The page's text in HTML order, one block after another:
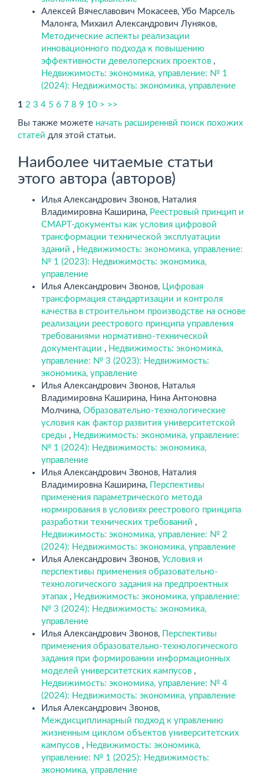
Алексей Вячеславович Мокасеев, Убо Марсель
Малонга, Михаил Александрович Луняков,
Методические аспекты реализации
инновационного подхода к повышению
эффективности девелоперских проектов ,
Недвижимость: экономика, управление: № 1
(2024): Недвижимость: экономика, управление
1 2 3 4 5 6 7 8 9 10 > >>
Вы также можете начать расширеннвй поиск похожих
статей для этой статьи.
Наиболее читаемые статьи
этого автора (авторов)
Илья Александрович Звонов, Наталия
Владимировна Каширина, Реестровый принцип и
СМАРТ-документы как условия цифровой
трансформации технической эксплуатации
зданий , Недвижимость: экономика, управление:
№ 1 (2023): Недвижимость: экономика,
управление
Илья Александрович Звонов, Цифровая
трансформация стандартизации и контроля
качества в строительном производстве на основе
реализации реестрового принципа управления
требованиями нормативно-технической
документации , Недвижимость: экономика,
управление: № 3 (2023): Недвижимость:
экономика, управление
Илья Александрович Звонов, Наталья
Владимировна Каширина, Нина Антоновна
Молчина, Образовательно-технологические
условия как фактор развития университетской
среды , Недвижимость: экономика, управление:
№ 1 (2024): Недвижимость: экономика,
управление
Илья Александрович Звонов, Наталия
Владимировна Каширина, Перспективы
применения параметрического метода
нормирования в условиях реестрового принципа
разработки технических требований ,
Недвижимость: экономика, управление: № 2
(2024): Недвижимость: экономика, управление
Илья Александрович Звонов, Условия и
перспективы применения образовательно-
технологического задания на предпроектных
этапах , Недвижимость: экономика, управление:
№ 3 (2024): Недвижимость: экономика,
управление
Илья Александрович Звонов, Перспективы
применения образовательно-технологического
задания при формировании информационных
моделей университетских кампусов ,
Недвижимость: экономика, управление: № 4
(2024): Недвижимость: экономика, управление
Илья Александрович Звонов,
Междисциплинарный подход к управлению
жизненным циклом объектов университетских
кампусов , Недвижимость: экономика,
управление: № 1 (2025): Недвижимость:
экономика, управление